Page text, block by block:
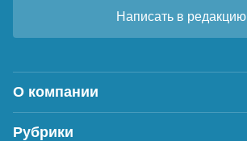
Написать в редакцию
О компании
Рубрики